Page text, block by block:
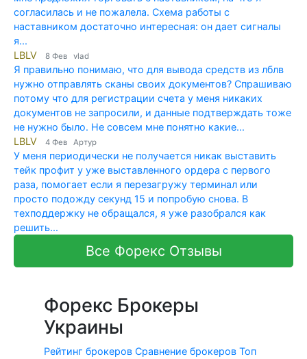
согласилась и не пожалела. Схема работы с
наставником достаточно интересная: он дает сигналы
я...
LBLV
8 Фев vlad
Я правильно понимаю, что для вывода средств из лблв
нужно отправлять сканы своих документов? Спрашиваю
потому что для регистрации счета у меня никаких
документов не запросили, и данные подтверждать тоже
не нужно было. Не совсем мне понятно какие...
LBLV
4 Фев Артур
У меня периодически не получается никак выставить
тейк профит у уже выставленного ордера с первого
раза, помогает если я перезагружу терминал или
просто подожду секунд 15 и попробую снова. В
техподдержку не обращался, я уже разобрался как
решить...
Все Форекс Отзывы
Форекс Брокеры
Украины
Рейтинг брокеров Сравнение брокеров Топ